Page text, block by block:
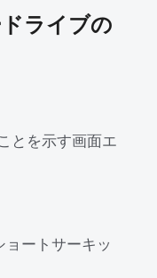
ライブの
とを示す画面エ
ートサーキッ